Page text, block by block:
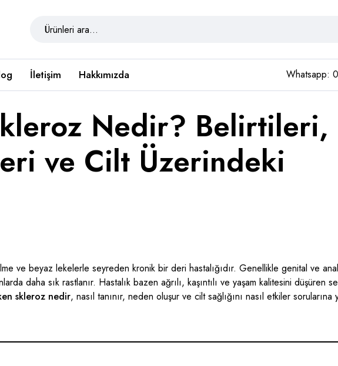
İletişim Hakkımızda Whatsapp:
Nedir? Belirtileri,
ve Cilt Üzerindeki
ve beyaz lekelerle seyreden kronik bir deri hastalığıdır. Genellikle genital ve anal
daha sık rastlanır. Hastalık bazen ağrılı, kaşıntılı ve yaşam kalitesini düşüren
skleroz nedir, nasıl tanınır, neden oluşur ve cilt sağlığını nasıl etkiler sorularına